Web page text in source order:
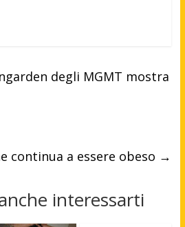
degli MGMT mostra
continua a essere obeso →
interessarti